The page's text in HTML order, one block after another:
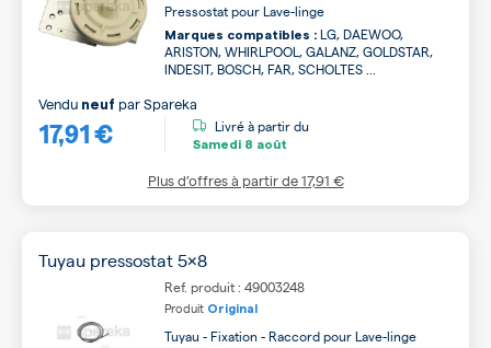
Pressostat pour Lave-linge
Marques compatibles : LG, DAEWOO,
ARISTON, WHIRLPOOL, GALANZ, GOLDSTAR,
INDESIT, BOSCH, FAR, SCHOLTES ...
17,91 €
Vendu neuf parSpareka
Livré à partir du
Samedi 8 août
Plus d’offres à partir de17,91 €
Tuyau pressostat 5x8
Ref. produit : 49003248
Produit Original
Tuyau - Fixation - Raccord pour Lave-linge